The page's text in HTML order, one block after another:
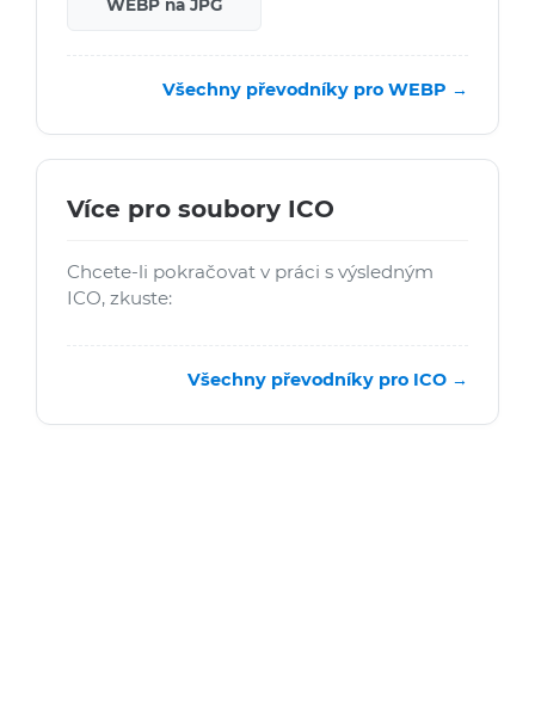
WEBP na JPG
Všechny převodníky pro WEBP →
Více pro soubory ICO
Chcete-li pokračovat v práci s výsledným
ICO, zkuste:
Všechny převodníky pro ICO →